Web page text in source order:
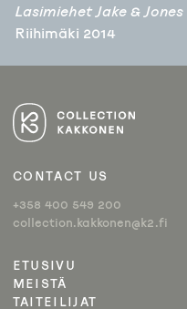
Lasimiehet Jake & Jones
Riihimäki 2014
ETUSIVU
MEISTÄ
TAITEILIJAT
CONTACT US
+358 400 549 200
collection.kakkonen@k2.fi